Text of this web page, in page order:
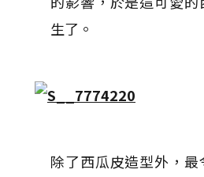
生了。
除了西瓜皮造型外，